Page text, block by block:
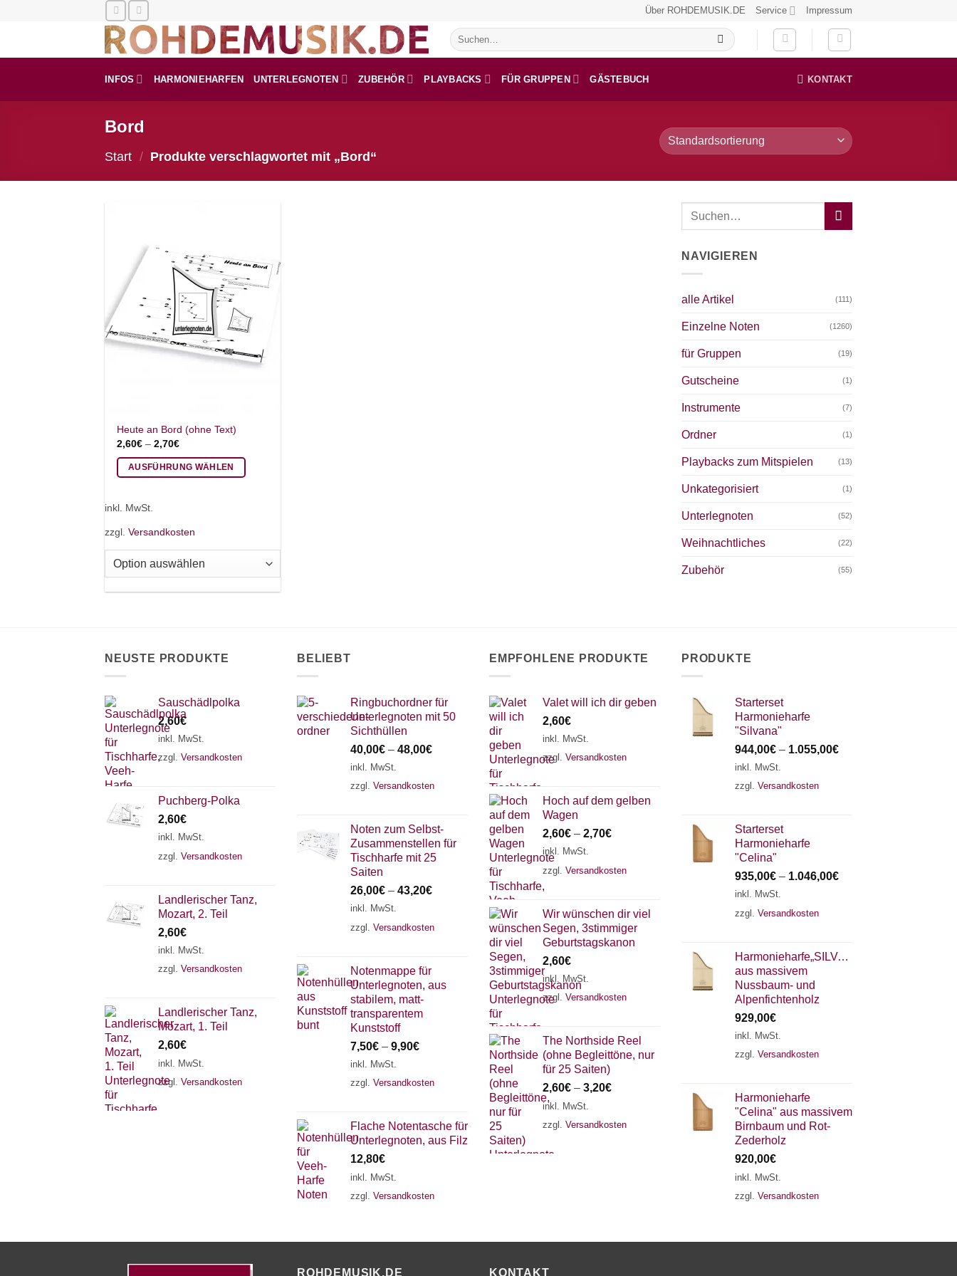
Über ROHDEMUSIK.DE Service Impressum
Suchen
nach:
INFOS HARMONIEHARFEN UNTERLEGNOTEN ZUBEHÖR PLAYBACKS FÜR GRUPPEN GÄSTEBUCH KONTAKT
Bord
Start / Produkte verschlagwortet mit „Bord“
Heute an Bord (ohne Text)
2,60€ –2,70€
AUSFÜHRUNG WÄHLEN
mehrere
Varianten
auf.
Produktseite
gewählt
inkl. MwSt.
zzgl. Versandkosten
NAVIGIEREN
alle Artikel (111)
Einzelne Noten (1260)
für Gruppen (19)
Gutscheine (1)
Instrumente (7)
Ordner (1)
Playbacks zum Mitspielen (13)
Unkategorisiert (1)
Unterlegnoten (52)
Weihnachtliches (22)
Zubehör (55)
NEUSTE PRODUKTE
Sauschädlpolka
2,60€
inkl. MwSt.
zzgl. Versandkosten
Puchberg-Polka
2,60€
inkl. MwSt.
zzgl. Versandkosten
Landlerischer Tanz,
Mozart, 2. Teil
2,60€
inkl. MwSt.
zzgl. Versandkosten
Landlerischer Tanz,
Mozart, 1. Teil
2,60€
inkl. MwSt.
zzgl. Versandkosten
BELIEBT
Ringbuchordner für
Unterlegnoten mit 50
Sichthüllen
40,00€ – 48,00€
inkl. MwSt.
zzgl. Versandkosten
Noten zum Selbst-
Zusammenstellen für
Tischharfe mit 25
Saiten
26,00€ – 43,20€
inkl. MwSt.
zzgl. Versandkosten
Notenmappe für
Unterlegnoten, aus
stabilem, matt-
transparentem
Kunststoff
7,50€ – 9,90€
inkl. MwSt.
zzgl. Versandkosten
Flache Notentasche für
Unterlegnoten, aus Filz
12,80€
inkl. MwSt.
zzgl. Versandkosten
EMPFOHLENE PRODUKTE
Valet will ich dir geben
2,60€
inkl. MwSt.
zzgl. Versandkosten
Hoch auf dem gelben
Wagen
2,60€ – 2,70€
inkl. MwSt.
zzgl. Versandkosten
Wir wünschen dir viel
Segen, 3stimmiger
Geburtstagskanon
2,60€
inkl. MwSt.
zzgl. Versandkosten
The Northside Reel
(ohne Begleittöne, nur
für 25 Saiten)
2,60€ – 3,20€
inkl. MwSt.
zzgl. Versandkosten
PRODUKTE
Starterset
Harmonieharfe
"Silvana"
944,00€ – 1.055,00€
inkl. MwSt.
zzgl. Versandkosten
Starterset
Harmonieharfe
"Celina"
935,00€ – 1.046,00€
inkl. MwSt.
zzgl. Versandkosten
Harmonieharfe„SILVANA"
aus massivem
Nussbaum- und
Alpenfichtenholz
929,00€
inkl. MwSt.
zzgl. Versandkosten
Harmonieharfe
"Celina" aus massivem
Birnbaum und Rot-
Zederholz
920,00€
inkl. MwSt.
zzgl. Versandkosten
ROHDEMUSIK.DE KONTAKT
18 SAITEN 21 SAITEN 25 SAITEN
AKKORDZITHER